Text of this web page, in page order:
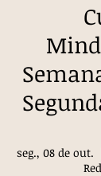
seg., 08 de out.